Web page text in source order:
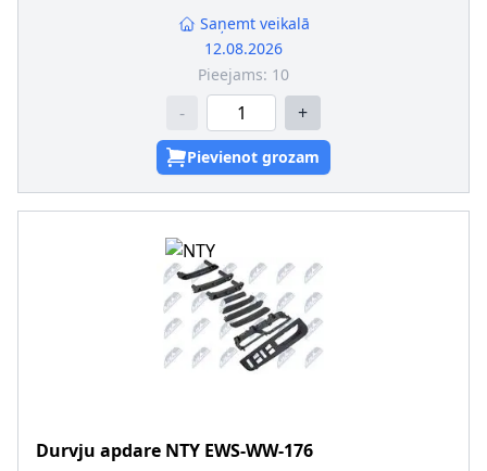
Saņemt veikalā
12.08.2026
Pieejams: 10
- +
Pievienot grozam
Durvju apdare NTY EWS-WW-176